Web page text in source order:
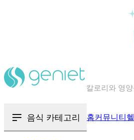
혈당 · 다이어
음식 카테고리 홈커뮤니티